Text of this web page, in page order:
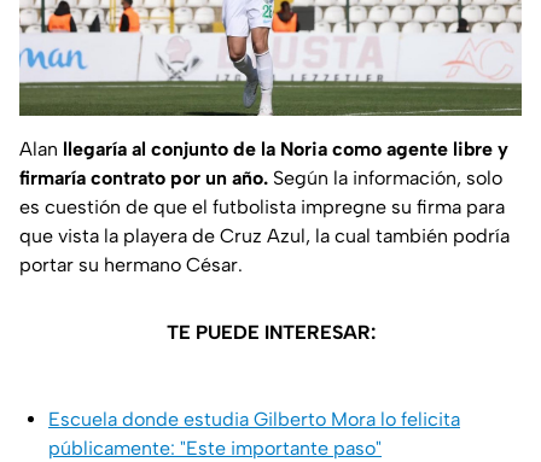
Alan llegaría al conjunto de la Noria como agente libre y
firmaría contrato por un año. Según la información, solo
es cuestión de que el futbolista impregne su firma para
que vista la playera de Cruz Azul, la cual también podría
portar su hermano César.
TE PUEDE INTERESAR:
Escuela donde estudia Gilberto Mora lo felicita
públicamente: "Este importante paso"